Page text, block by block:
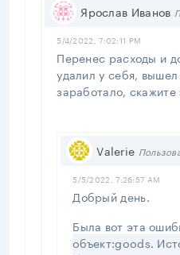
Ярослав Иванов
5/4/2022, 7:02:11 PM
Перенес расходы и
удалил у себя,
заработало,
Valerie
5/5/2022, 7:26:57 AM
Добрый день.
Была вот эта
объект:goods.